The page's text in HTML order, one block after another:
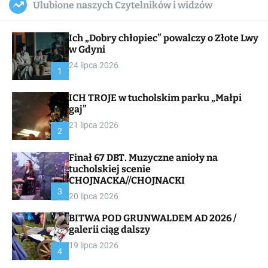
c
a
a
s
W
i
e
l
c
Ulubione naszych Czytelników i widzów
1
Ich „Dobry chłopiec” powalczy o Złote Lwy
w Gdyni
24 lipca 2026
2
ICH TROJE w tucholskim parku „Małpi
gaj”
21 lipca 2026
3
Finał 67 DBT. Muzyczne anioły na
tucholskiej scenie
CHOJNACKA//CHOJNACKI
20 lipca 2026
4
BITWA POD GRUNWALDEM AD 2026 /
galerii ciąg dalszy
19 lipca 2026